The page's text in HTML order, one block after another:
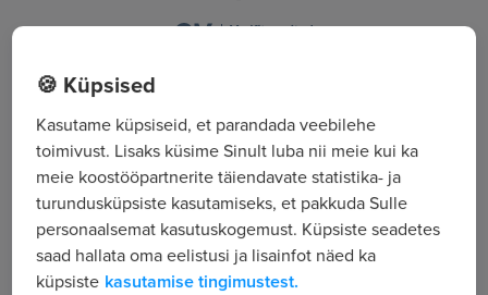
Kõik tööpakkumised
Tööpakkuja tutvustus
28
Töötajate arv
🍪 Küpsised
Kasutame küpsiseid, et parandada veebilehe
toimivust. Lisaks küsime Sinult luba nii meie kui ka
meie koostööpartnerite täiendavate statistika- ja
turundusküpsiste kasutamiseks, et pakkuda Sulle
personaalsemat kasutuskogemust. Küpsiste seadetes
saad hallata oma eelistusi ja lisainfot näed ka
küpsiste kasutamise tingimustest.